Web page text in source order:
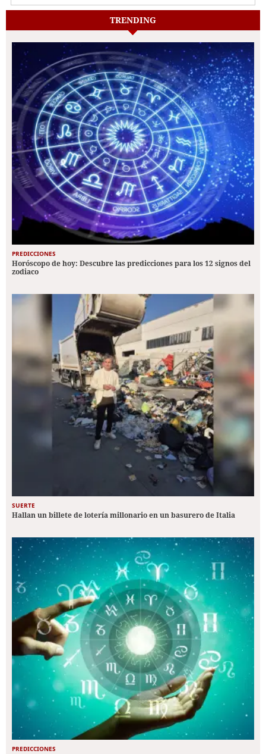
TRENDING
PREDICCIONES
Horóscopo de hoy: Descubre las predicciones para los 12 signos del
zodiaco
SUERTE
Hallan un billete de lotería millonario en un basurero de Italia
PREDICCIONES